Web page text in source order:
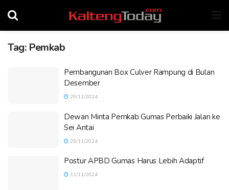
Tag: Pemkab
Pembangunan Box Culver Rampung di Bulan
Desember
29/11/2024
Dewan Minta Pemkab Gumas Perbaiki Jalan ke
Sei Antai
29/11/2024
Postur APBD Gumas Harus Lebih Adaptif
11/11/2024